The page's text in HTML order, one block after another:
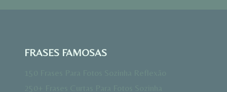
FRASES FAMOSAS